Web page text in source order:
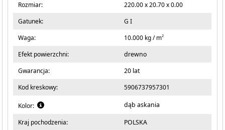
Rozmiar:
220.00 x 20.70 x 0.00
Gatunek:
G I
Waga:
10.000 kg / m2
Efekt powierzchni:
drewno
Gwarancja:
20 lat
Kod kreskowy:
5906737957301
Kolor: dąb askania
Kraj pochodzenia:
POLSKA